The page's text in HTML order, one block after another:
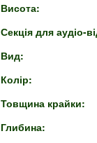
Висота:
Секція для аудіо-
Вид:
Колір:
Товщина крайки:
Глибина: